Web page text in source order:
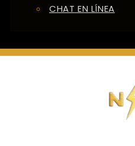
CHAT EN LÍNEA